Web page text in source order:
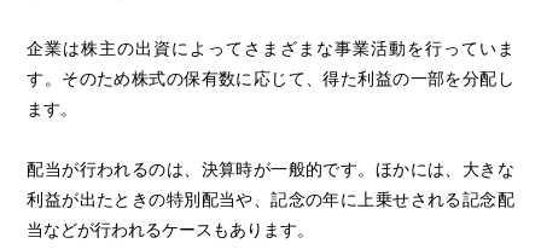
企業は株主の出資によってさまざまな事業活動を行っていま
す。そのため株式の保有数に応じて、得た利益の一部を分配し
ます。
配当が行われるのは、決算時が一般的です。ほかには、大きな
利益が出たときの特別配当や、記念の年に上乗せされる記念配
当などが行われるケースもあります。